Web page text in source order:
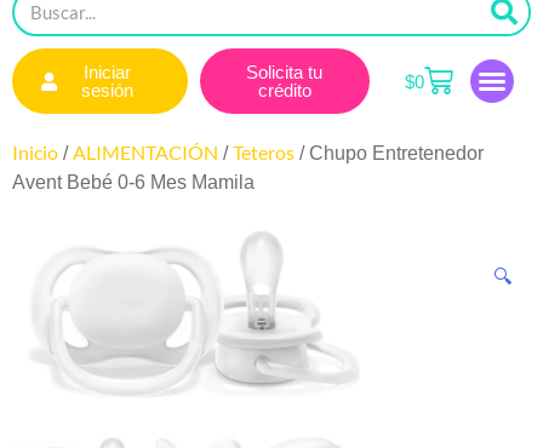
Iniciar
sesión
Solicita tu
crédito
$0
Inicio /ALIMENTACIÓN /Teteros / Chupo Entretenedor
Avent Bebé 0-6 Mes Mamila
🔍